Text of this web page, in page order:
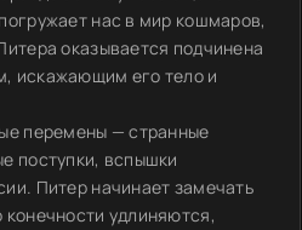
нас в мир кошмаров,
оказывается подчинена
искажающим его тело и
перемены — странные
поступки, вспышки
Питер начинает замечать
удлиняются,